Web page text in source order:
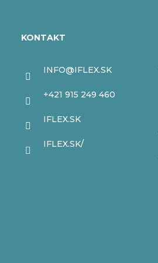
KONTAKT
INFO@IFLEX.SK
+421 915 249 460
IFLEX.SK
IFLEX.SK/